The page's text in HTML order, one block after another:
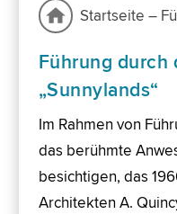
Startseite –
Führung durch
„Sunnylands“
Im Rahmen von
das berühmte
besichtigen, das
Architekten A.